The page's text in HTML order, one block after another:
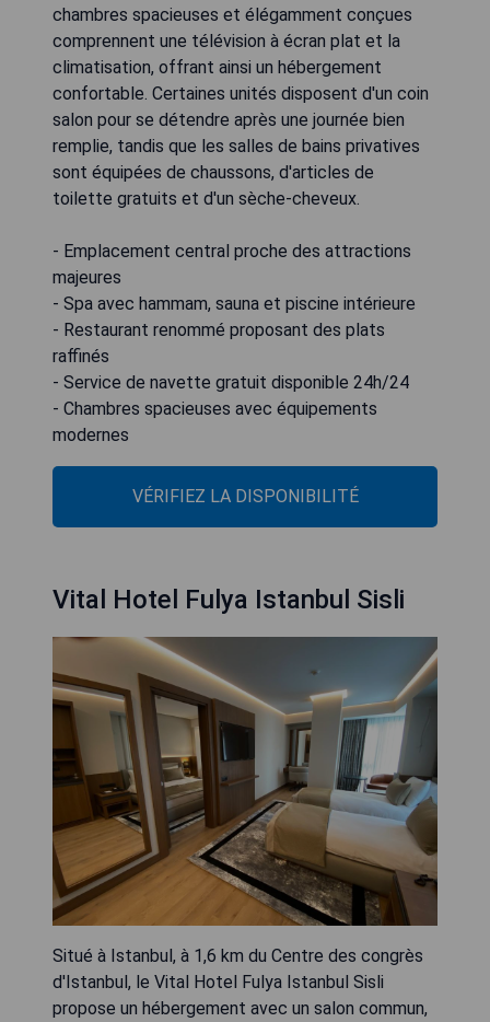
chambres spacieuses et élégamment conçues
comprennent une télévision à écran plat et la
climatisation, offrant ainsi un hébergement
confortable. Certaines unités disposent d'un coin
salon pour se détendre après une journée bien
remplie, tandis que les salles de bains privatives
sont équipées de chaussons, d'articles de
toilette gratuits et d'un sèche-cheveux.
- Emplacement central proche des attractions
majeures
- Spa avec hammam, sauna et piscine intérieure
- Restaurant renommé proposant des plats
raffinés
- Service de navette gratuit disponible 24h/24
- Chambres spacieuses avec équipements
modernes
VÉRIFIEZ LA DISPONIBILITÉ
Vital Hotel Fulya Istanbul Sisli
Situé à Istanbul, à 1,6 km du Centre des congrès
d'Istanbul, le Vital Hotel Fulya Istanbul Sisli
propose un hébergement avec un salon commun,